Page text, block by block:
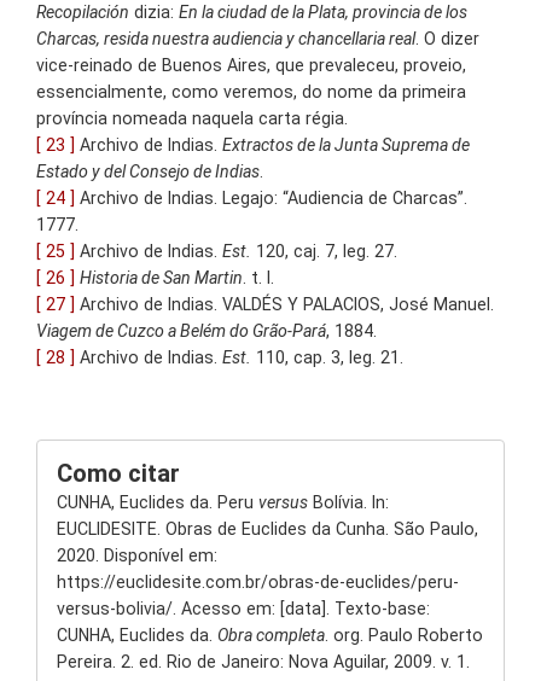
Recopilación dizia: En la ciudad de la Plata, provincia de los
Charcas, resida nuestra audiencia y chancellaria real. O dizer
vice-reinado de Buenos Aires, que prevaleceu, proveio,
essencialmente, como veremos, do nome da primeira
província nomeada naquela carta régia.
[ 23 ] Archivo de Indias. Extractos de la Junta Suprema de
Estado y del Consejo de Indias
[ 24 ] Archivo de Indias. Legajo: “Audiencia de Charcas”.
1777.
[ 25 ] Archivo de Indias. Est. 120, caj. 7, leg. 27.
[ 26 ] Historia de San Martin . t. I.
[ 27 ] Archivo de Indias. VALDÉS Y PALACIOS, José Manuel.
Viagem de Cuzco a Belém do Grão-Pará, 1884.
[ 28 ] Archivo de Indias. Est. 110, cap. 3, leg. 21.
Como citar
CUNHA, Euclides da. Peru versus Bolívia. In:
EUCLIDESITE. Obras de Euclides da Cunha. São Paulo,
2020. Disponível em:
https://euclidesite.com.br/obras-de-euclides/peru-
versus-bolivia/. Acesso em: [data]. Texto-base:
CUNHA, Euclides da. Obra completa . org. Paulo Roberto
Pereira. 2. ed. Rio de Janeiro: Nova Aguilar, 2009. v. 1.